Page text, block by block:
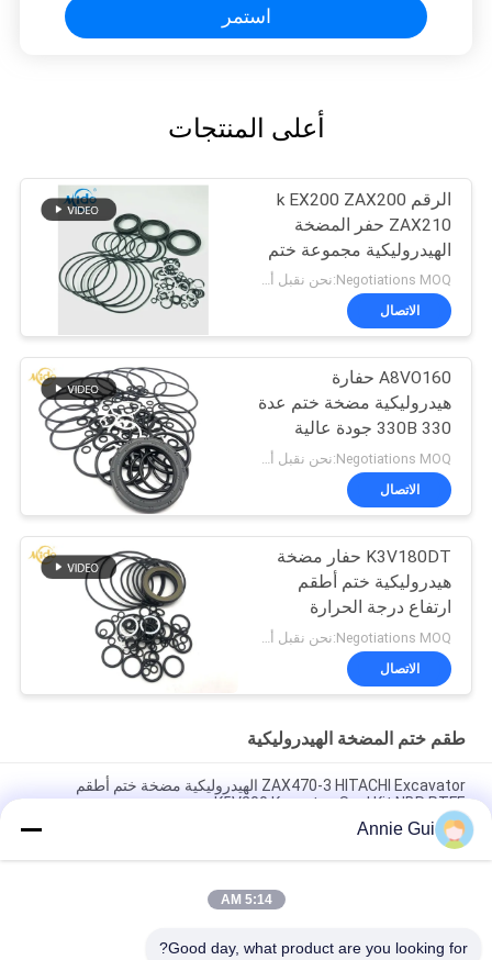
استمر
أعلى المنتجات
الرقم k EX200 ZAX200
ZAX210 حفر المضخة
الهيدروليكية مجموعة ختم
الضغط العالي
Negotiations MOQ:نحن نقبل أمر المحاكمة
الاتصال
A8VO160 حفارة
هيدروليكية مضخة ختم عدة
330 330B جودة عالية
Negotiations MOQ:نحن نقبل أمر المحاكمة
الاتصال
K3V180DT حفار مضخة
هيدروليكية ختم أطقم
ارتفاع درجة الحرارة
والضغط العالي
الاتصال
طقم ختم المضخة الهيدروليكية
ZAX470-3 HITACHI Excavator الهيدروليكية مضخة ختم أطقم
K5V200 Komatsu Seal Kit NBR PTFE
الحفارات موديلات CAT 320C D
Annie Gui
5:14 AM
Good day, what product are you looking for?